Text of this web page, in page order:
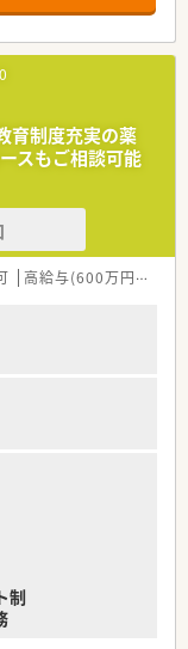
育制度充実の薬
スもご相談可能
高給与(600万円以上)
制